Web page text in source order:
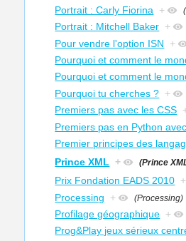
Portrait : Carly Fiorina +
Portrait : Mitchell Baker +
Pour vendre l'option ISN
+
Pourquoi et comment le
Pourquoi et comment le
Pourquoi tu cherches ? +
Premiers pas avec les CSS
Premiers pas en Python
Premier principes des
Prince XML
+ (Prince
Prix Fondation EADS 2010 +
Processing
+ (Processing)
Profilage géographique +
Prog&Play jeux sérieux